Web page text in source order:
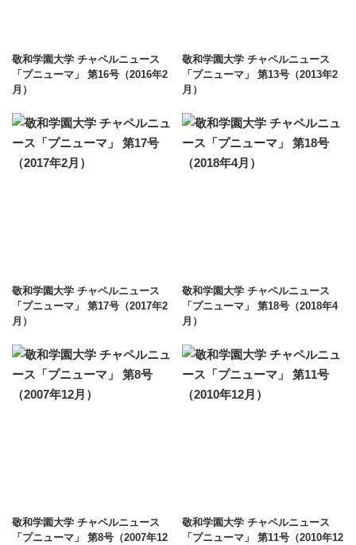
敬和学園大学 チャペルニュース
「プニューマ」 第16号（2016年2
月）
敬和学園大学 チャペルニュース
「プニューマ」 第13号（2013年2
月）
敬和学園大学 チャペルニュース
「プニューマ」 第17号（2017年2
月）
敬和学園大学 チャペルニュース
「プニューマ」 第18号（2018年4
月）
敬和学園大学 チャペルニュース
「プニューマ」 第8号（2007年12
敬和学園大学 チャペルニュース
「プニューマ」 第11号（2010年12